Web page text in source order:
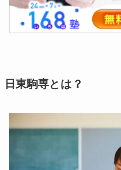
日東駒専とは？